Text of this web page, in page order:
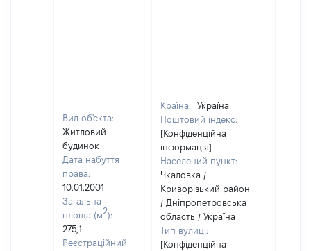
Вид об'єкта:
Житловий
будинок
Дата набуття
права:
10.01.2001
Загальна
площа (м2):
275,1
Реєстраційний
Країна:
Україна
Поштовий індекс:
[Конфіденційна
інформація]
Населений пункт:
Чкаловка /
Криворізький район
/ Дніпропетровська
область / Україна
Тип вулиці:
[Конфіденційна